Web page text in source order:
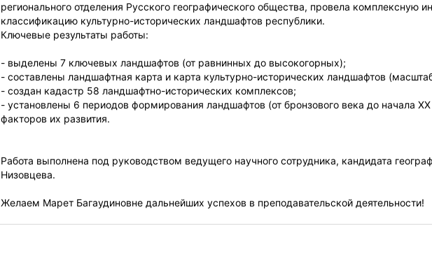
регионального отделения Русского географического общества, провела комплексную
классификацию культурно-исторических ландшафтов республики.
Ключевые результаты работы:
- выделены 7 ключевых ландшафтов (от равнинных до высокогорных);
- составлены ландшафтная карта и карта культурно-исторических ландшафтов
- создан кадастр 58 ландшафтно-исторических комплексов;
- установлены 6 периодов формирования ландшафтов (от бронзового века до начала
факторов их развития.
Работа выполнена под руководством ведущего научного сотрудника, кандидата
Низовцева.
Желаем Марет Багаудиновне дальнейших успехов в преподавательской деятельности!